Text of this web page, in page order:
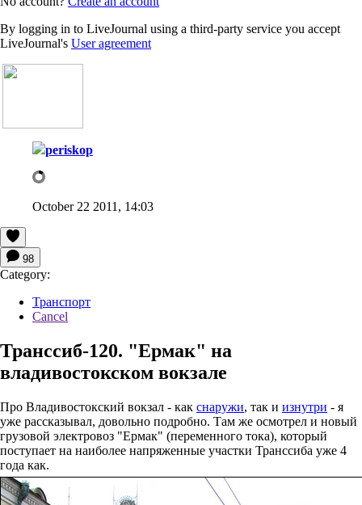
By logging in to LiveJournal using a third-party service you accept
LiveJournal's User agreement
periskop
October 22 2011, 14:03
98
Category:
Транспорт
Cancel
Транссиб-120. "Ермак" на
владивостокском вокзале
Про Владивостокский вокзал - как снаружи, так и изнутри - я
уже рассказывал, довольно подробно. Там же осмотрел и новый
грузовой электровоз "Ермак" (переменного тока), который
поступает на наиболее напряженные участки Транссиба уже 4
года как.